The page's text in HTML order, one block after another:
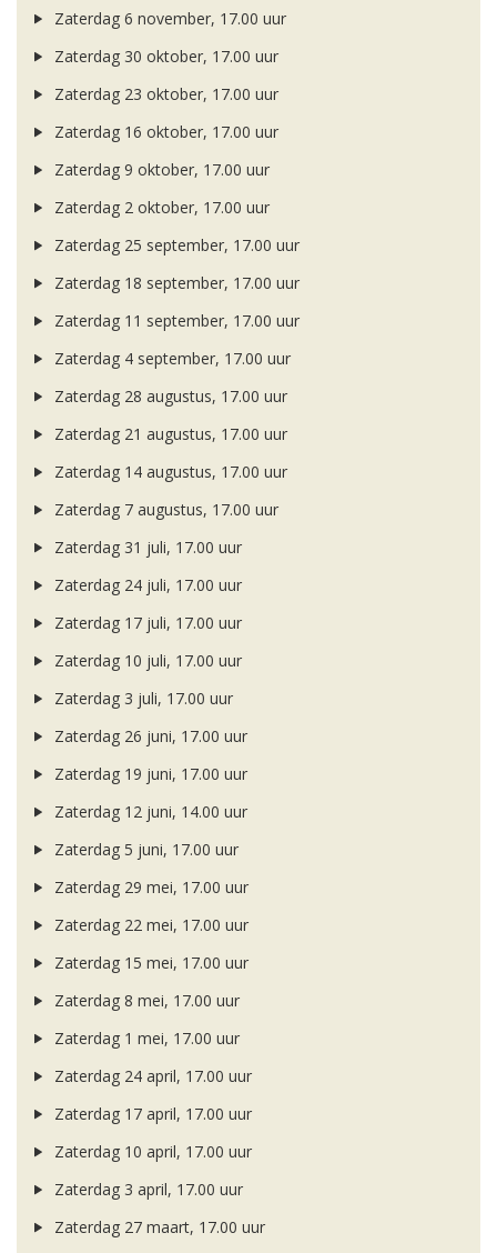
Zaterdag 6 november, 17.00 uur
Zaterdag 30 oktober, 17.00 uur
Zaterdag 23 oktober, 17.00 uur
Zaterdag 16 oktober, 17.00 uur
Zaterdag 9 oktober, 17.00 uur
Zaterdag 2 oktober, 17.00 uur
Zaterdag 25 september, 17.00 uur
Zaterdag 18 september, 17.00 uur
Zaterdag 11 september, 17.00 uur
Zaterdag 4 september, 17.00 uur
Zaterdag 28 augustus, 17.00 uur
Zaterdag 21 augustus, 17.00 uur
Zaterdag 14 augustus, 17.00 uur
Zaterdag 7 augustus, 17.00 uur
Zaterdag 31 juli, 17.00 uur
Zaterdag 24 juli, 17.00 uur
Zaterdag 17 juli, 17.00 uur
Zaterdag 10 juli, 17.00 uur
Zaterdag 3 juli, 17.00 uur
Zaterdag 26 juni, 17.00 uur
Zaterdag 19 juni, 17.00 uur
Zaterdag 12 juni, 14.00 uur
Zaterdag 5 juni, 17.00 uur
Zaterdag 29 mei, 17.00 uur
Zaterdag 22 mei, 17.00 uur
Zaterdag 15 mei, 17.00 uur
Zaterdag 8 mei, 17.00 uur
Zaterdag 1 mei, 17.00 uur
Zaterdag 24 april, 17.00 uur
Zaterdag 17 april, 17.00 uur
Zaterdag 10 april, 17.00 uur
Zaterdag 3 april, 17.00 uur
Zaterdag 27 maart, 17.00 uur